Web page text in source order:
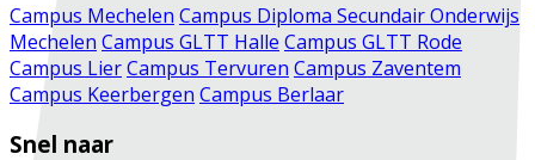
Campus Mechelen Campus Diploma Secundair Onderwijs
Mechelen Campus GLTT Halle Campus GLTT Rode
Campus LierCampus Tervuren Campus Zaventem
Campus Keerbergen Campus Berlaar
Snel naar